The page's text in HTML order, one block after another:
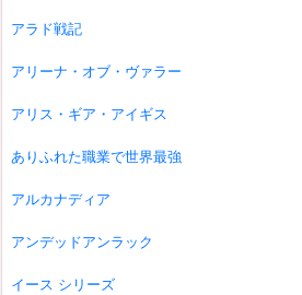
アラド戦記
アリーナ・オブ・ヴァラー
アリス・ギア・アイギス
ありふれた職業で世界最強
アルカナディア
アンデッドアンラック
イース シリーズ